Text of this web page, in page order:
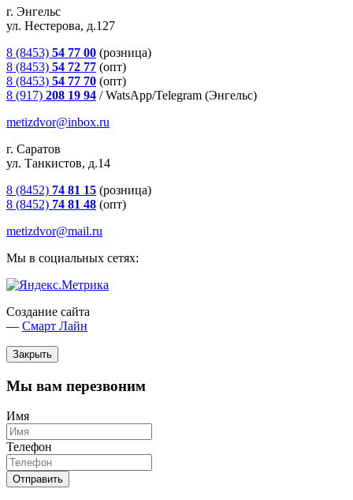
г. Энгельс
ул. Нестерова, д.127
8 (8453) 54 77 00 (розница)
8 (8453) 54 72 77 (опт)
8 (8453) 54 77 70 (опт)
8 (917) 208 19 94 /WatsApp/Telegram (Энгельс)
metizdvor@inbox.ru
г. Саратов
ул. Танкистов, д.14
8 (8452) 74 81 15 (розница)
8 (8452) 74 81 48 (опт)
metizdvor@mail.ru
Мы в социальных сетях:
Создание сайта
— Смарт Лайн
Закрыть
Мы вам перезвоним
Имя
Телефон
Отправить